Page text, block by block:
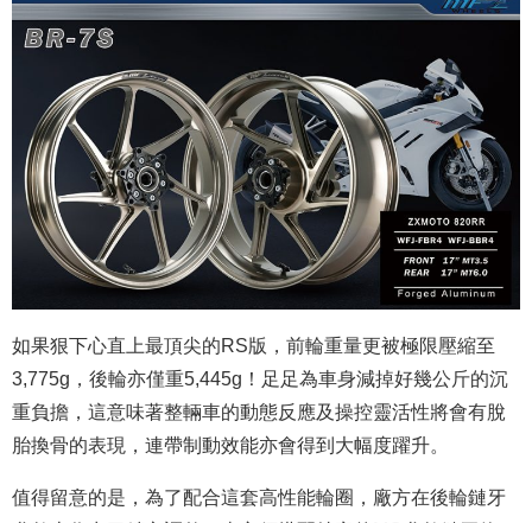
如果狠下心直上最頂尖的RS版，前輪重量更被極限壓縮至
3,775g，後輪亦僅重5,445g！足足為車身減掉好幾公斤的沉
重負擔，這意味著整輛車的動態反應及操控靈活性將會有脫
胎換骨的表現，連帶制動效能亦會得到大幅度躍升。
值得留意的是，為了配合這套高性能輪圈，廠方在後輪鏈牙